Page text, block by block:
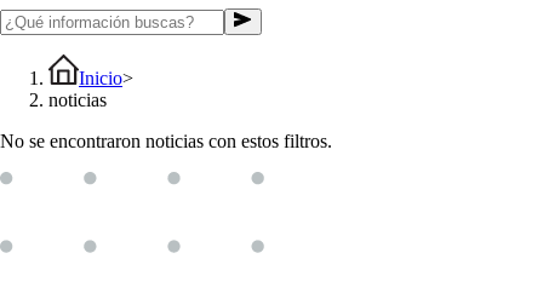
Inicio>
noticias
No se encontraron noticias con estos filtros.